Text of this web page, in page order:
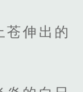
苍伸出的